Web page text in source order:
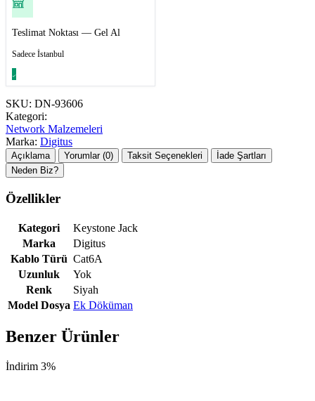
Teslimat Noktası — Gel Al
Sadece İstanbul
SKU: DN-93606
Kategori:
Network Malzemeleri
Marka: Digitus
Açıklama Yorumlar (0) Taksit Seçenekleri
İade Şartları
Neden Biz?
Özellikler
Kategori
Keystone Jack
Marka
Digitus
Kablo Türü Cat6A
Uzunluk
Yok
Renk
Siyah
Model Dosya Ek Döküman
Benzer Ürünler
İndirim 3%